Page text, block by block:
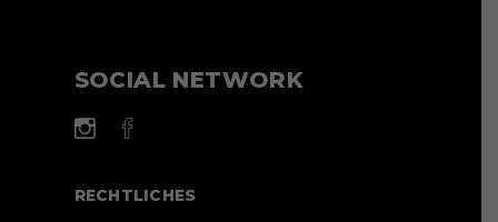
SOCIAL NETWORK
RECHTLICHES